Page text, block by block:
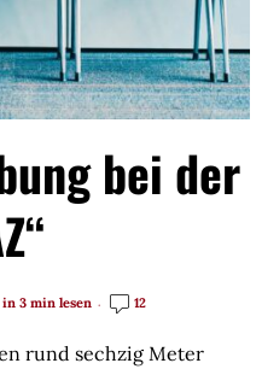
bei der
in 3 min lesen 12
rund sechzig Meter